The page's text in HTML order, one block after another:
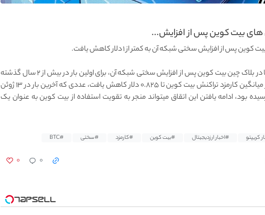
های بیت کوین پس از افزایش...
پس از افزایش سختی شبکه آن به کمتر از ۱ دلار کاهش یافت.
🔸 میانگین کارمزد تراکنش ها در بلاک چین بیت کوین پس از افزایش سختی شبکه آن، برای اولین بار در بیش از ۲ سال گذشته
به زیر ۱ دلار رسیده است، امروز میانگین کارمزد تراکنش بیت کوین تا ۰.۸۲۵ دلار کاهش یافت، عددی که آخرین بار در ۱۳ ژوئن
۱۳۹۹) به آن رسیده بود، ادامه یافتن این اتقاق میتواند منجر به تقویت استفاده از بیت کوین به عنوان یک
کریپتو #اخبار ارزدیجیتال #بیت کوین #کارمزد #سختی #BTC
۰ ۰